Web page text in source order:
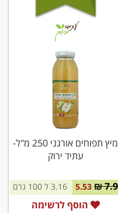
מיץ תפוחים אורגני 250 מ"ל-
עתיד ירוק
7.9 ₪
5.53
הוסף לרשימה